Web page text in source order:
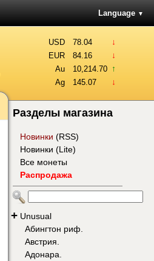
Language ▼
USD 78.04 ↓
EUR 84.16 ↓
Au 10,214.70 ↑
Ag 145.07 ↓
Разделы магазина
Новинки (RSS)
Новинки (Lite)
Все монеты
Распродажа
+ Unusual
Абингтон риф.
Австрия.
Адонара.